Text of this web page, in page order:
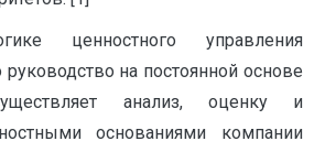
ценностного управления
руководство на постоянной основе
анализ, оценку и
основаниями компании